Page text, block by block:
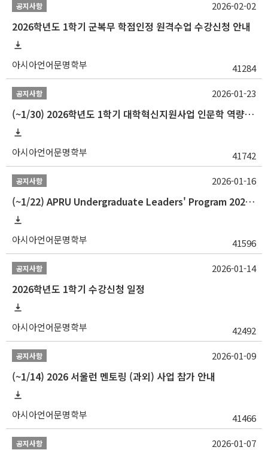
공지사항
2026학년도 1학기 군복무 학점인정 원격수업 수강신청 안내
아시아언어문명학부 41284
2026-02-02
공지사항
(~1/30) 2026학년도 1학기 대학혁신지원사업 인문학 역량강화 학업지원금 지원 선발 안내(학·석·박사)
아시아언어문명학부 41742
2026-01-23
공지사항
(~1/22) APRU Undergraduate Leaders' Program 2026 프로그램 참가자 모집
아시아언어문명학부 41596
2026-01-16
공지사항
2026학년도 1학기 수강신청 일정
아시아언어문명학부 42492
2026-01-14
공지사항
(~1/14) 2026 서울런 멘토링 (과외) 사업 참가 안내
아시아언어문명학부 41466
2026-01-09
공지사항 2026-01-07